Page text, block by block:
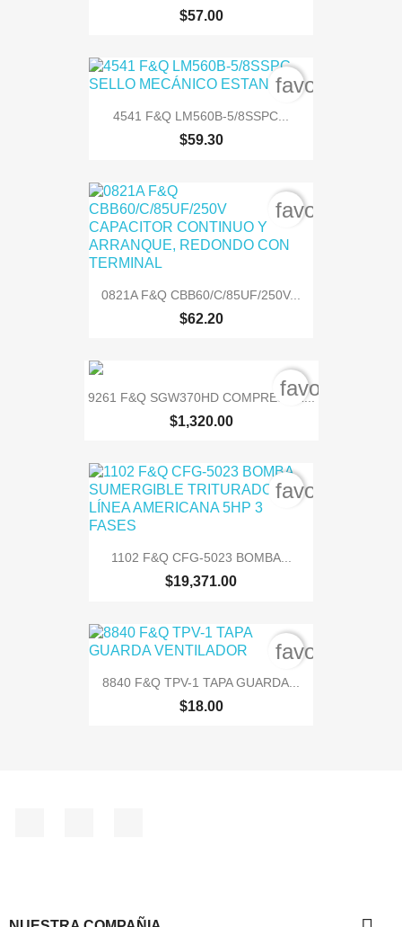
$57.00
4541 F&Q LM560B-5/8SSPC...
$59.30
0821A F&Q CBB60/C/85UF/250V...
$62.20
9261 F&Q SGW370HD COMPRESOR...
$1,320.00
1102 F&Q CFG-5023 BOMBA...
$19,371.00
8840 F&Q TPV-1 TAPA GUARDA...
$18.00